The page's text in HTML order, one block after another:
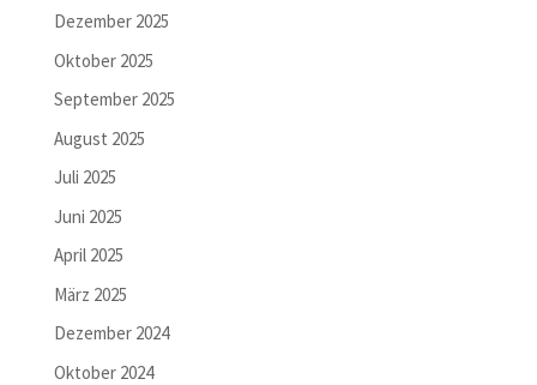
Dezember 2025
Oktober 2025
September 2025
August 2025
Juli 2025
Juni 2025
April 2025
März 2025
Dezember 2024
Oktober 2024